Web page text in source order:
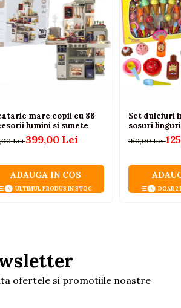
hranire
biberoane si
mare copii cu 88
lumini si sunete
Lei399,00 Lei
ADAUGA IN COS
ULTIMUL PRODUS IN STOC
Set dulciuri
sosuri linguri
150,00 Lei
DOAR 2
ofertele si promotiile noastre